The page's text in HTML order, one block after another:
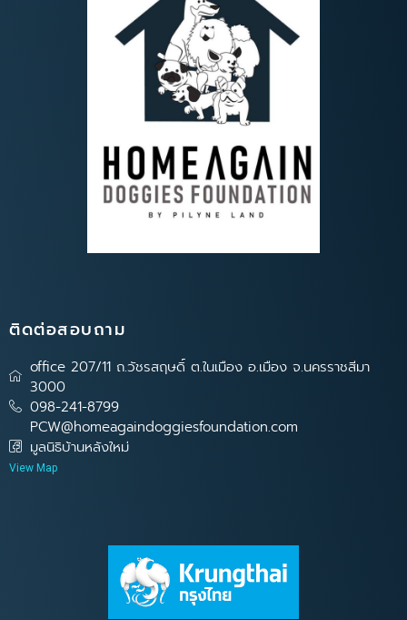
ติดต่อสอบถาม
office 207/11 ถ.วัชรสฤษดิ์ ต.ในเมือง อ.เมือง จ.นครราชสีมา
3000
098-241-8799
PCW@homeagaindoggiesfoundation.com
มูลนิธิบ้านหลังใหม่
View Map